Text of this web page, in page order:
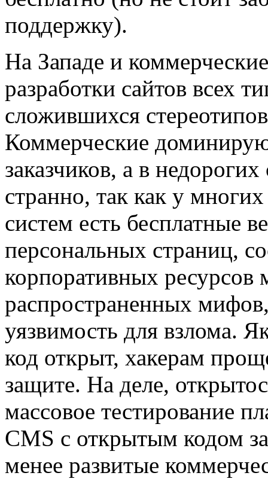
поддержку).
На Западе и
разработки сайтов всех
сложившихся
Коммерческие
заказчиков, а в
странно, так как у
систем есть бесплатные
персональных страниц,
корпоративных ресурсов
распространенных
уязвимость для взлома.
код открыт, хакерам
защите. На деле,
массовое тестирование
CMS с открытым кодом
менее развитые